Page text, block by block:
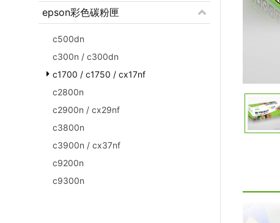
epson彩色碳粉匣
c500dn
c300n / c300dn
c1700 / c1750 / cx17nf
c2800n
c2900n / cx29nf
c3800n
c3900n / cx37nf
c9200n
c9300n